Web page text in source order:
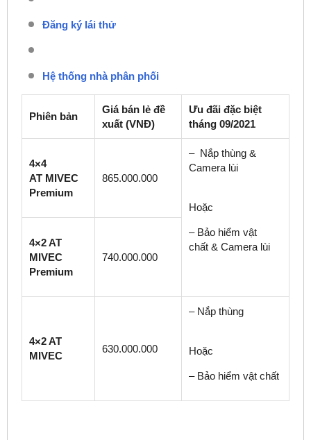
Đăng ký lái thử
Hệ thống nhà phân phối
Phiên bản
Giá bán lẻ đề
xuất (VNĐ)
Ưu đãi đặc biệt
tháng 09/2021
4×4
AT MIVEC
Premium
865.000.000
– Nắp thùng &
Camera lùi
Hoặc
– Bảo hiểm vật
chất & Camera lùi
4×2 AT
MIVEC
Premium
740.000.000
4×2 AT
MIVEC
630.000.000
– Nắp thùng
Hoặc
– Bảo hiểm vật chất